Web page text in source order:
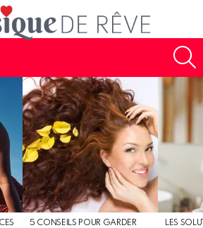
5 CONSEILS POUR GARDER
LES